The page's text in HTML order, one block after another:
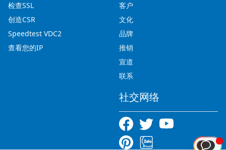
检查SSL
创造CSR
Speedtest VDC2
查看您的IP
客户
文化
品牌
推销
宣道
联系
社交网络